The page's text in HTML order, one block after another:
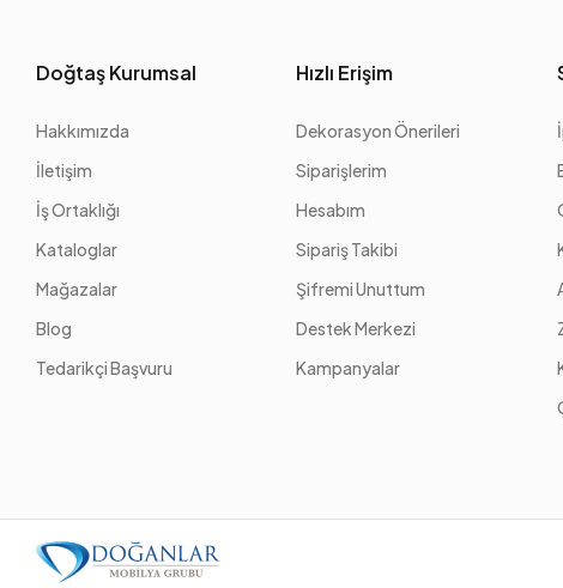
Doğtaş Kurumsal
Hakkımızda
İletişim
İş Ortaklığı
Kataloglar
Mağazalar
Blog
Tedarikçi Başvuru
Hızlı Erişim
Dekorasyon Önerileri
Siparişlerim
Hesabım
Sipariş Takibi
Şifremi Unuttum
Destek Merkezi
Kampanyalar